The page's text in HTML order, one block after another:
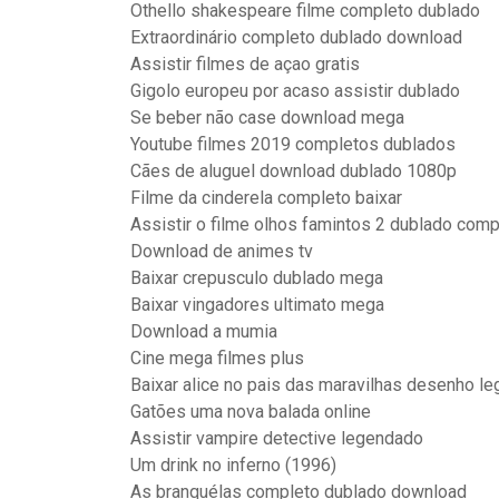
Othello shakespeare filme completo dublado
Extraordinário completo dublado download
Assistir filmes de açao gratis
Gigolo europeu por acaso assistir dublado
Se beber não case download mega
Youtube filmes 2019 completos dublados
Cães de aluguel download dublado 1080p
Filme da cinderela completo baixar
Assistir o filme olhos famintos 2 dublado
Download de animes tv
Baixar crepusculo dublado mega
Baixar vingadores ultimato mega
Download a mumia
Cine mega filmes plus
Baixar alice no pais das maravilhas desenho
Gatões uma nova balada online
Assistir vampire detective legendado
Um drink no inferno (1996)
As branquélas completo dublado download